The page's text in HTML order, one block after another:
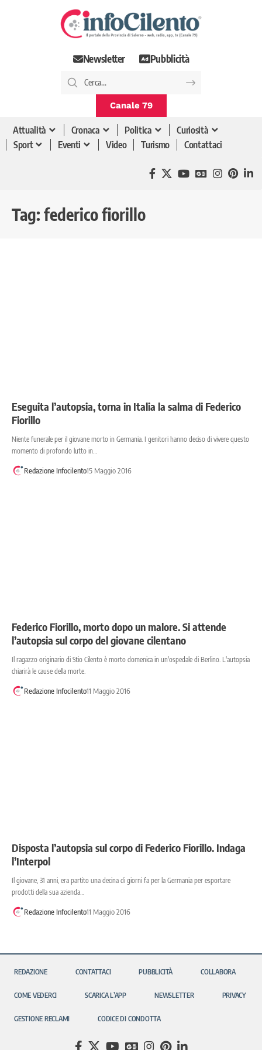
Newsletter Pubblicità
Canale 79
Attualità Cronaca Politica
Curiosità
Sport
Eventi Video Turismo Contattaci
Tag: federico fiorillo
Eseguita l’autopsia, torna in Italia la salma di Federico
Fiorillo
Niente funerale per il giovane morto in Germania. I genitori hanno deciso di vivere questo
momento di profondo lutto in…
Redazione Infocilento15 Maggio 2016
Federico Fiorillo, morto dopo un malore. Si attende
l’autopsia sul corpo del giovane cilentano
Il ragazzo originario di Stio Cilento è morto domenica in un'ospedale di Berlino. L'autopsia
chiarirà le cause della morte.
Redazione Infocilento11 Maggio 2016
Disposta l’autopsia sul corpo di Federico Fiorillo. Indaga
l’Interpol
Il giovane, 31 anni, era partito una decina di giorni fa per la Germania per esportare
prodotti della sua azienda…
Redazione Infocilento11 Maggio 2016
REDAZIONE CONTATTACI PUBBLICITÀ COLLABORA
COME VEDERCI SCARICA L’APP NEWSLETTER PRIVACY
GESTIONE RECLAMI CODICE DI CONDOTTA